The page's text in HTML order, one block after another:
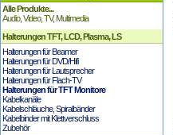
Alle Produkte...
Audio, Video, TV, Multimedia
Halterungen TFT, LCD, Plasma, LS
Halterungen für Beamer
Halterungen für DVD/Hifi
Halterungen für Lautsprecher
Halterungen für Flach-TV
Halterungen für TFT Monitore
Kabelkanäle
Kabelschläuche, Spiralbänder
Kabelbinder mit Klettverschluss
Zubehör